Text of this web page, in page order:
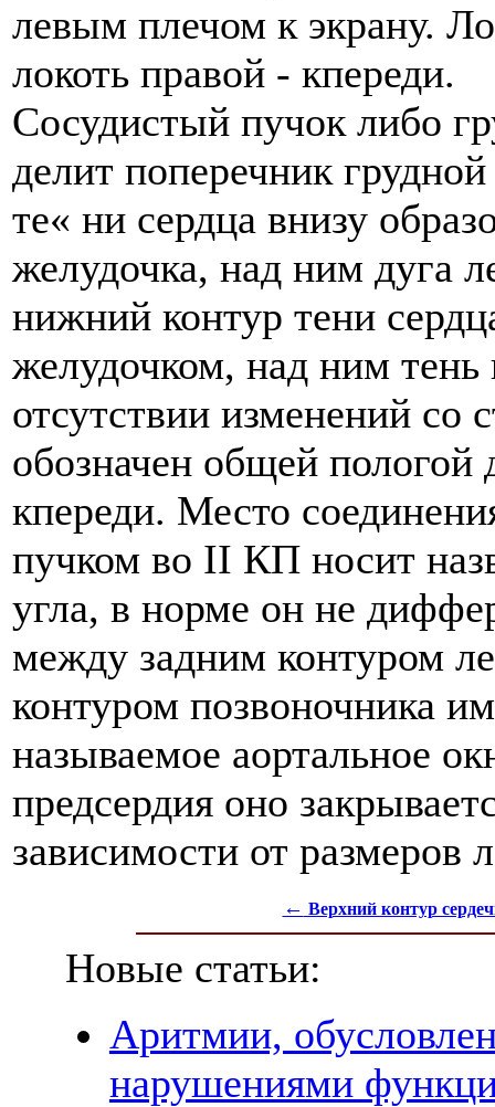
левым плечом к экрану.
локоть правой - кпереди.
Сосудистый пучок либо
делит поперечник
те« ни сердца внизу
желудочка, над ним дуга
нижний контур тени
желудочком, над ним тень
отсутствии изменений со
обозначен общей
кпереди. Место
пучком во II КП носит
угла, в норме он не
между задним контуром
контуром позвоночника
называемое аортальное
предсердия оно
зависимости от размеров
← Верхний контур
Новые статьи:
Аритмии,
нарушениями